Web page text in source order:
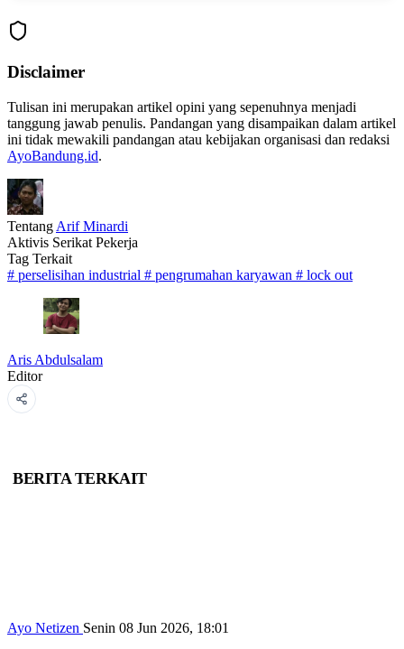
Disclaimer
Tulisan ini merupakan artikel opini yang sepenuhnya menjadi
tanggung jawab penulis. Pandangan yang disampaikan dalam artikel
ini tidak mewakili pandangan atau kebijakan organisasi dan redaksi
AyoBandung.id.
Tentang Arif Minardi
Aktivis Serikat Pekerja
Tag Terkait
# perselisihan industrial # pengrumahan karyawan # lock out
Aris Abdulsalam
Editor
BERITA TERKAIT
oleh KAI